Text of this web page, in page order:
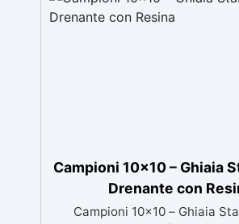
Campioni 10x10 – Ghiaia
Drenante con
Campioni 10x10 – Ghiaia